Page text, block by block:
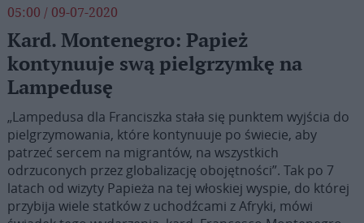
05:00 / 09-07-2020
Kard. Montenegro: Papież
kontynuuje swą pielgrzymkę na
Lampedusę
„Lampedusa dla Franciszka stała się punktem wyjścia do
pielgrzymowania, które kontynuuje po świecie, aby
patrzeć sercem na migrantów, na wszystkich
odrzuconych przez globalizację obojętności”. Tak po 7
latach od wizyty Papieża na tej włoskiej wyspie, do której
przybija wiele statków z uchodźcami z Afryki, mówi